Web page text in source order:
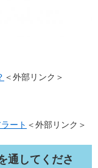
＜外部リンク＞
ート ＜外部リンク＞
通してくださ